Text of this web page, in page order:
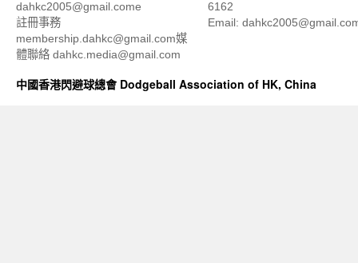
dahkc2005@gmail.come
註冊事務
membership.dahkc@gmail.com媒
體聯絡 dahkc.media@gmail.com
6162
Email:
中國香港閃避球總會 Dodgeball Association of HK, China